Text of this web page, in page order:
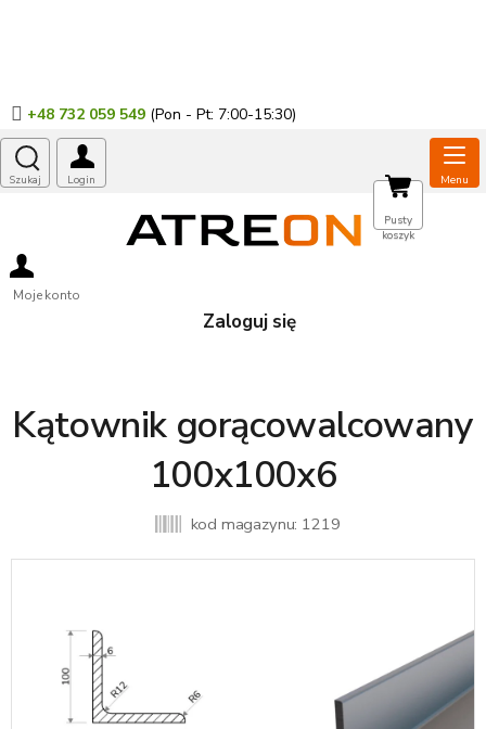
+48 732 059 549
Moje konto
Zaloguj się
KOSZYK
Pusty
koszyk
Kątownik gorącowalcowany
100x100x6
kod magazynu: 1219